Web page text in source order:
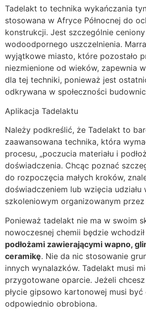
Tadelakt to technika wykańczania
stosowana w Afryce Północnej do
konstrukcji. Jest szczególnie
wodoodpornego uszczelnienia.
wyjątkowe miasto, które pozostało
niezmienione od wieków, zapewnia
dla tej techniki, ponieważ jest
odkrywana w społeczności
Aplikacja Tadelaktu
Należy podkreślić, że Tadelakt to
zaawansowana technika, która
procesu, „poczucia materiału i
doświadczenia. Chcąc poznać
do rozpoczęcia małych kroków,
doświadczeniem lub wzięcia udziału
szkoleniowym organizowanym
Ponieważ tadelakt nie ma w swoim
nowoczesnej chemii będzie
podłożami zawierającymi wapno,
ceramikę. Nie da nic stosowanie
innych wynalazków. Tadelakt musi
przygotowane oparcie. Jeżeli
płycie gipsowo kartonowej musi być
odpowiednio obrobiona.